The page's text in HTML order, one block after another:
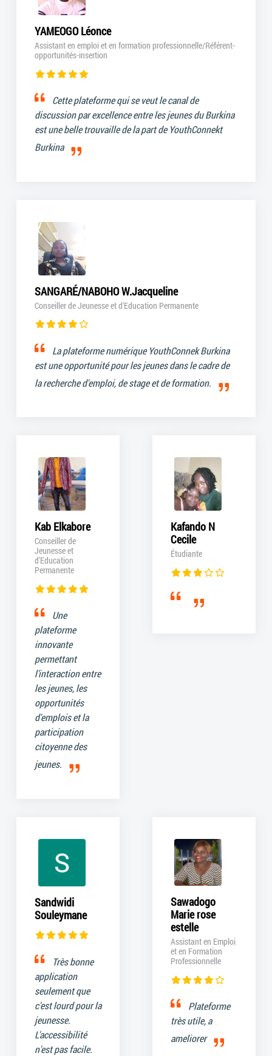
YAMEOGO Léonce
Assistant en emploi et en formation professionnelle/Référent-
opportunités-insertion
Cette plateforme qui se veut le canal de
discussion par excellence entre les jeunes du Burkina
est une belle trouvaille de la part de YouthConnekt
Burkina
SANGARÉ/NABOHO W.Jacqueline
Conseiller de Jeunesse et d'Education Permanente
La plateforme numérique YouthConnek Burkina
est une opportunité pour les jeunes dans le cadre de
la recherche d'emploi, de stage et de formation.
Kab Elkabore
Conseiller de
Jeunesse et
d'Education
Permanente
Une
plateforme
innovante
permettant
l'interaction entre
les jeunes, les
opportunités
d'emplois et la
participation
citoyenne des
jeunes.
Kafando N
Cecile
Étudiante
Sandwidi
Souleymane
Très bonne
application
seulement que
c'est lourd pour la
jeunesse.
L'accessibilité
n'est pas facile.
Sawadogo
Marie rose
estelle
Assistant en Emploi
et en Formation
Professionnelle
Plateforme
très utile, a
ameliorer